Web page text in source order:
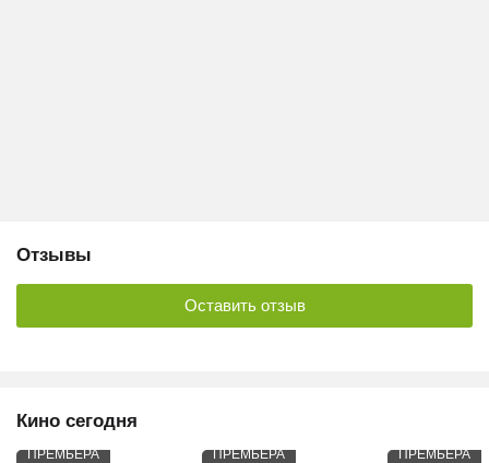
Отзывы
Оставить отзыв
Кино сегодня
ПРЕМЬЕРА ПРЕМЬЕРА ПРЕМЬЕРА